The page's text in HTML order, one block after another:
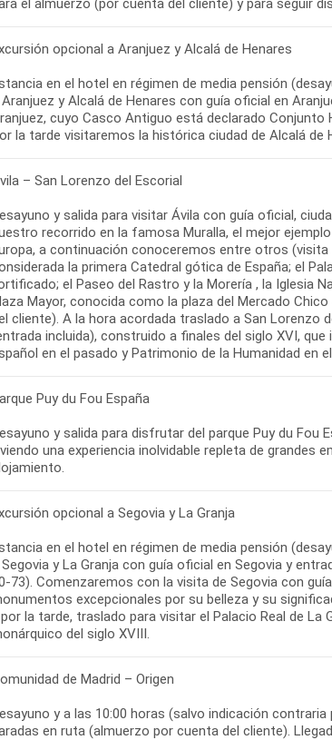
el almuerzo (por cuenta del cliente) y para seguir
opcional a Aranjuez y Alcalá de Henares
en el hotel en régimen de media pensión
y Alcalá de Henares con guía oficial en
cuyo Casco Antiguo está declarado
la tarde visitaremos la histórica ciudad de Alcalá de
– San Lorenzo del Escorial
y salida para visitar Ávila con guía oficial,
recorrido en la famosa Muralla, el mejor
a continuación conoceremos entre otros
la primera Catedral gótica de España; el
el Paseo del Rastro y la Morería , la Iglesia
Mayor, conocida como la plaza del Mercado
cliente). A la hora acordada traslado a San Lorenzo
incluida), construido a finales del siglo XVI,
en el pasado y Patrimonio de la Humanidad en
Puy du Fou España
y salida para disfrutar del parque Puy du Fou
una experiencia inolvidable repleta de grandes
opcional a Segovia y La Granja
en el hotel en régimen de media pensión
y La Granja con guía oficial en Segovia y
73). Comenzaremos con la visita de Segovia con
excepcionales por su belleza y su
la tarde, traslado para visitar el Palacio Real de
del siglo XVIII.
de Madrid – Origen
y a las 10:00 horas (salvo indicación
en ruta (almuerzo por cuenta del cliente).